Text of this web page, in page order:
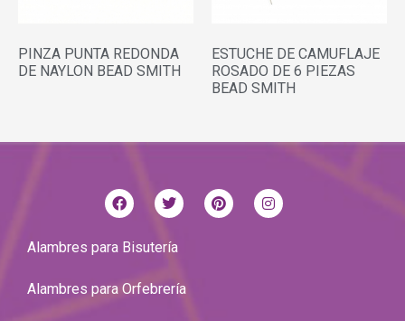
PINZA PUNTA REDONDA
DE NAYLON BEAD SMITH
ESTUCHE DE CAMUFLAJE
ROSADO DE 6 PIEZAS
BEAD SMITH
Alambres para Bisutería
Alambres para Orfebrería